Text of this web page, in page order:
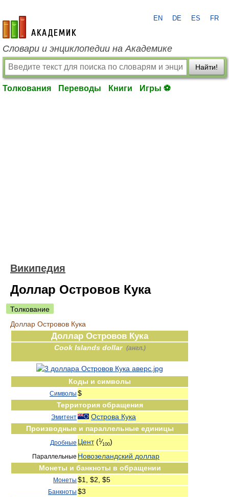
academic.ru
EN DE ES FR
Словари и энциклопедии на Академике
Найти!
Толкования Переводы Книги Игры ⚽
Википедия
Доллар Островов Кука
Толкование
Доллар Островов Кука
Доллар Островов Кука
Cook Islands dollar (англ.)
Коды и символы
Символы $
Территория обращения
Эмитент
Острова Кука
Производные и параллельные единицы
Дробные Цент(1⁄100)
Параллельные Новозеландский доллар
Монеты и банкноты в обращении
Монеты $1, $2, $5
Банкноты $3